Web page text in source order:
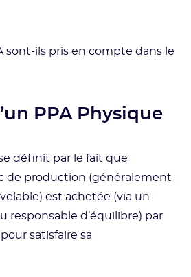
sont-ils pris en compte dans le
PPA Physique
définit par le fait que
de production (généralement
est achetée (via un
responsable d’équilibre) par
satisfaire sa